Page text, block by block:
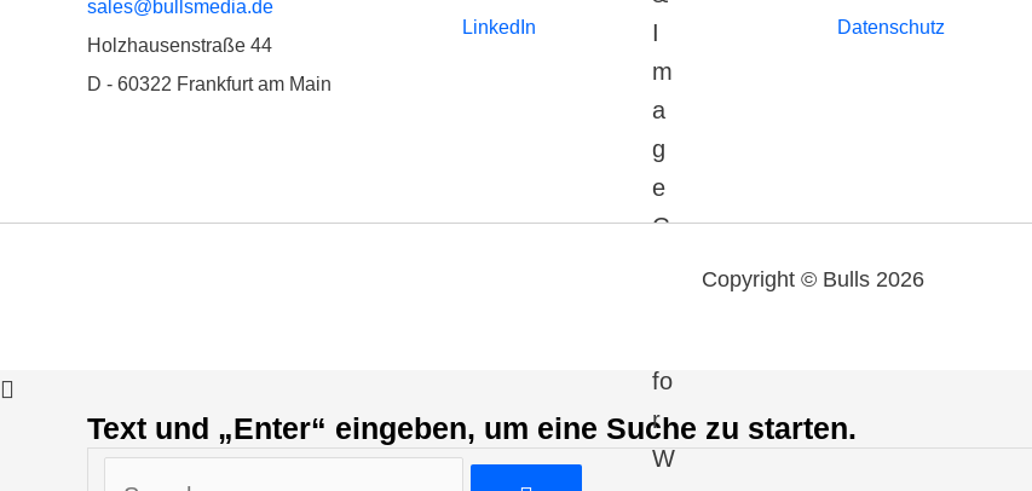
sales@bullsmedia.de
Holzhausenstraße 44
D - 60322 Frankfurt am Main
LinkedIn
Datenschutz
Copyright © Bulls 2026
Text und „Enter“ eingeben, um eine Suche zu starten.